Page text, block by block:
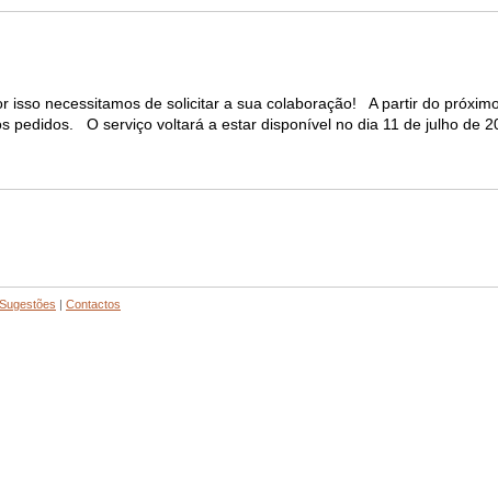
isso necessitamos de solicitar a sua colaboração! A partir do
pedidos. O serviço voltará a estar disponível no dia 11 de julho de
Contactos